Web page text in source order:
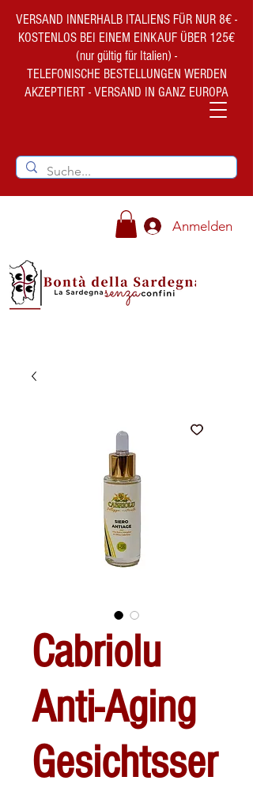
VERSAND INNERHALB ITALIENS FÜR NUR 8€ -
KOSTENLOS BEI EINEM EINKAUF ÜBER 125€
(nur gültig für Italien) -
TELEFONISCHE BESTELLUNGEN WERDEN
AKZEPTIERT - VERSAND IN GANZ EUROPA
Anmelden
Cabriolu
Anti-Aging
Gesichtsser